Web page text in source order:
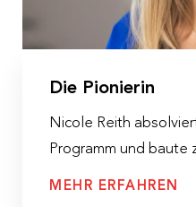
Die Pionierin
Nicole Reith
Programm und baute
MEHR ERFAHREN